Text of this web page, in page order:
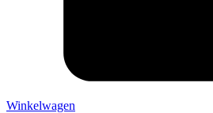
Winkelwagen